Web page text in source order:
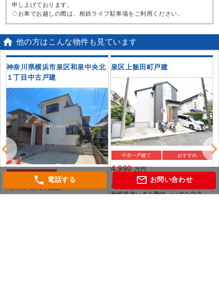
申し上げております。
◇お車でお越しの際は、相鉄ライフ駐車場をご利用ください。
 他の方はこんな物件も見ています
神奈川県横浜市泉区和泉中央北
１丁目中古戸建
4,499万円（税込）
泉区上飯田町戸建
中古一戸建て おすすめ
4,990万円
神奈川県横浜市泉区上飯田町
相模鉄道いずみ野線「いずみ中央」
phone 電話する mail_outline お問い合わせ